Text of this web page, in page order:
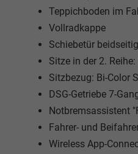
Teppichboden im
Vollradkappe
Schiebetür beidseitig
Sitze in der 2.
Sitzbezug: Bi-Color
DSG-Getriebe 7-
Notbremsassistent
Fahrer- und
Wireless App-